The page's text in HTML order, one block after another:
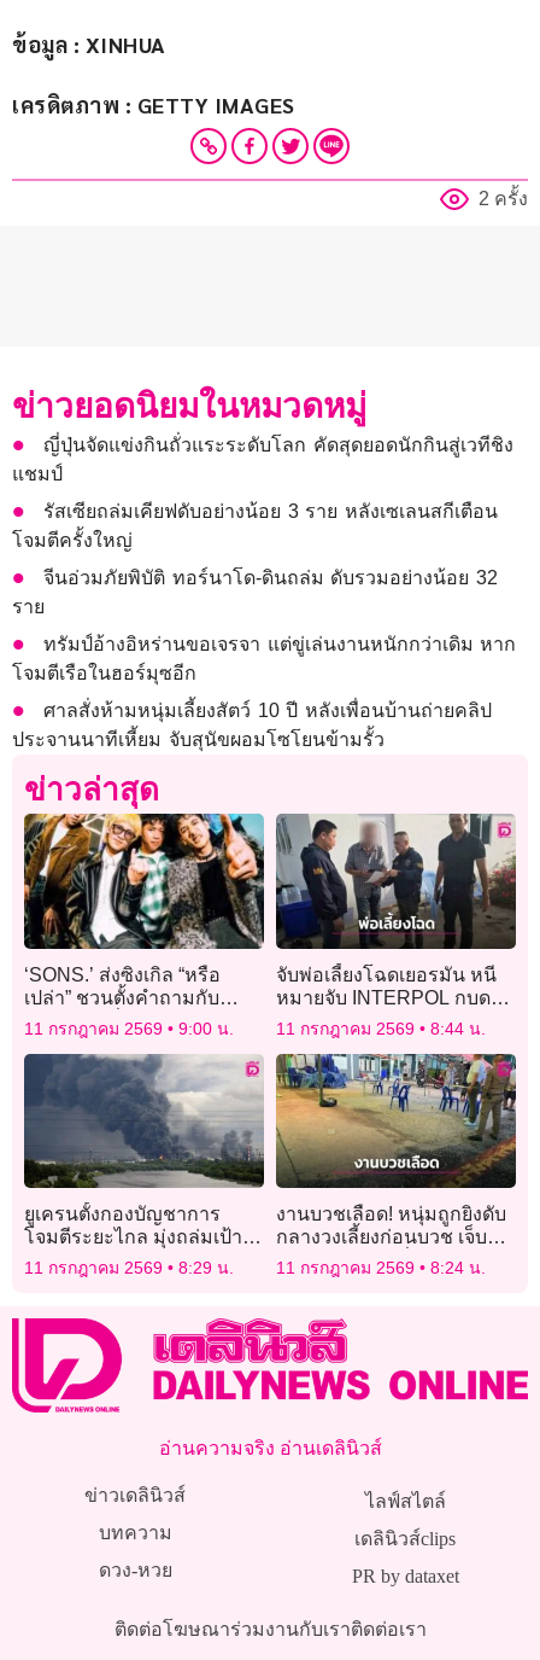
ข้อมูล : XINHUA
เครดิตภาพ : GETTY IMAGES
2 ครั้ง
ข่าวยอดนิยมในหมวดหมู่
ญี่ปุ่นจัดแข่งกินถั่วแระระดับโลก คัดสุดยอดนักกินสู่เวทีชิง
แชมป์
รัสเซียถล่มเคียฟดับอย่างน้อย 3 ราย หลังเซเลนสกีเตือน
โจมตีครั้งใหญ่
จีนอ่วมภัยพิบัติ ทอร์นาโด-ดินถล่ม ดับรวมอย่างน้อย 32
ราย
ทรัมป์อ้างอิหร่านขอเจรจา แต่ขู่เล่นงานหนักกว่าเดิม หาก
โจมตีเรือในฮอร์มุซอีก
ศาลสั่งห้ามหนุ่มเลี้ยงสัตว์ 10 ปี หลังเพื่อนบ้านถ่ายคลิป
ประจานนาทีเหี้ยม จับสุนัขผอมโซโยนข้ามรั้ว
ข่าวล่าสุด
‘SONS.’ ส่งซิงเกิล “หรือ
เปล่า” ชวนตั้งคำถามกับ
ความรู้สึกที่ยังไม่กล้าพูดออก
11 กรกฎาคม 2569 9:00 น.
จับพ่อเลี้ยงโฉดเยอรมัน หนี
หมายจับ INTERPOL กบดาน
บุรีรัมย์ เตรียมส่งกลับดำเนิน
11 กรกฎาคม 2569 8:44 น.
ยูเครนตั้งกองบัญชาการ
โจมตีระยะไกล มุ่งถล่มเป้า
หมายลึกในรัสเซีย
11 กรกฎาคม 2569 8:29 น.
งานบวชเลือด! หนุ่มถูกยิงดับ
กลางวงเลี้ยงก่อนบวช เจ็บอีก
1 ตำรวจเร่งล่าพี่น้องมือปืน
11 กรกฎาคม 2569 8:24 น.
อ่านความจริง อ่านเดลินิวส์
ข่าวเดลินิวส์
บทความ
ดวง-หวย
ไลฟ์สไตล์
เดลินิวส์clips
PR by dataxet
ติดต่อโฆษณาร่วมงานกับเราติดต่อเรา